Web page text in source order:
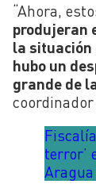
“Ahora,
produjeran
la situación
hubo un
grande de
coordinador
terror’